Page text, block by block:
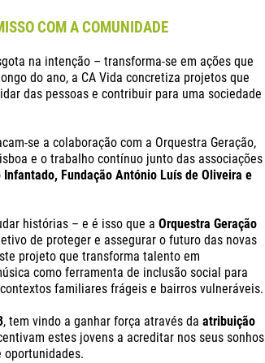
COM A COMUNIDADE
na intenção – transforma-se em ações que
do ano, a CA Vida concretiza projetos que
das pessoas e contribuir para uma sociedade
se a colaboração com a Orquestra Geração,
e o trabalho contínuo junto das associações
Infantado, Fundação António Luís de Oliveira e
histórias – e é isso que a Orquestra Geração
de proteger e assegurar o futuro das novas
projeto que transforma talento em
como ferramenta de inclusão social para
familiares frágeis e bairros vulneráveis.
, tem vindo a ganhar força através daatribuição
estes jovens a acreditar nos seus sonhos
oportunidades.